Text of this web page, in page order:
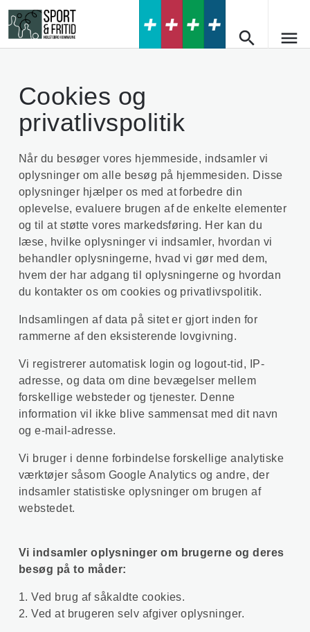
search menu
Cookies og
privatlivspolitik
Når du besøger vores hjemmeside, indsamler vi
oplysninger om alle besøg på hjemmesiden. Disse
oplysninger hjælper os med at forbedre din
oplevelse, evaluere brugen af ​​de enkelte elementer
og til at støtte vores markedsføring. Her kan du
læse, hvilke oplysninger vi indsamler, hvordan vi
behandler oplysningerne, hvad vi gør med dem,
hvem der har adgang til oplysningerne og hvordan
du kontakter os om cookies og privatlivspolitik.
Indsamlingen af ​​data på sitet er gjort inden for
rammerne af den eksisterende lovgivning.
Vi registrerer automatisk login og logout-tid, IP-
adresse, og data om dine bevægelser mellem
forskellige websteder og tjenester. Denne
information vil ikke blive sammensat med dit navn
og e-mail-adresse.
Vi bruger i denne forbindelse forskellige analytiske
værktøjer såsom Google Analytics og andre, der
indsamler statistiske oplysninger om brugen af ​​
webstedet.
Vi indsamler oplysninger om brugerne og deres
besøg på to måder:
1. Ved brug af såkaldte cookies.
2. Ved at brugeren selv afgiver oplysninger.
Kontakt os
WAS
Stadionhallen
Book en bane
Udviklingsprojekt - Idrætshaller til
tiden
Idrætsparken